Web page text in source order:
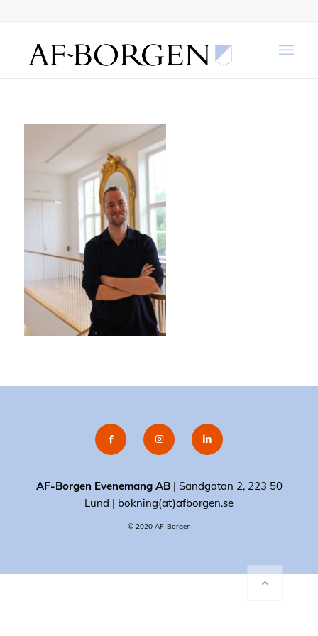
AF-Borgen Evenemang AB| Sandgatan 2, 223 50
Lund | bokning(at)afborgen.se
© 2020 AF-Borgen